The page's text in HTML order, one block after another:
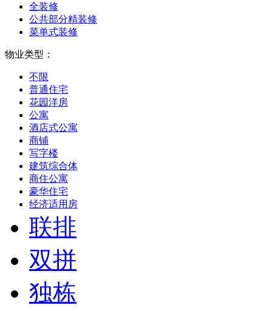
全装修
公共部分精装修
菜单式装修
物业类型：
不限
普通住宅
花园洋房
公寓
酒店式公寓
商铺
写字楼
建筑综合体
商住公寓
豪华住宅
经济适用房
联排
双拼
独栋